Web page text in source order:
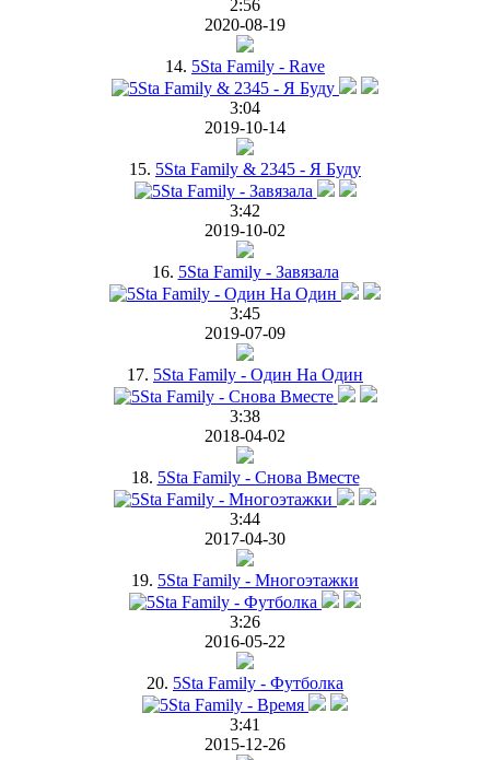
2:56
2020-08-19
14. 5Sta Family - Rave
3:04
2019-10-14
15. 5Sta Family & 2345 - Я Буду
3:42
2019-10-02
16. 5Sta Family - Завязала
3:45
2019-07-09
17. 5Sta Family - Один На Один
3:38
2018-04-02
18. 5Sta Family - Снова Вместе
3:44
2017-04-30
19. 5Sta Family - Многоэтажки
3:26
2016-05-22
20. 5Sta Family - Футболка
3:41
2015-12-26